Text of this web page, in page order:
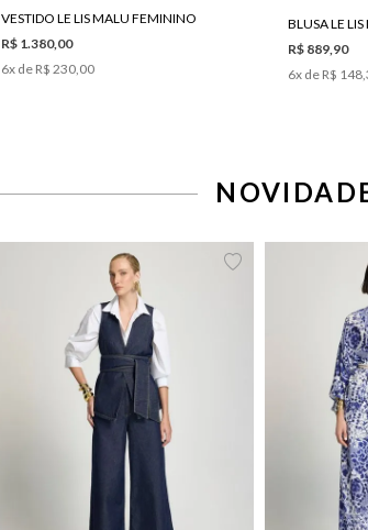
VESTIDO LE LIS MALU FEMININO
R$ 1.380,00
6x de R$ 230,00
BLUSA LE
R$ 889,90
6x de R$